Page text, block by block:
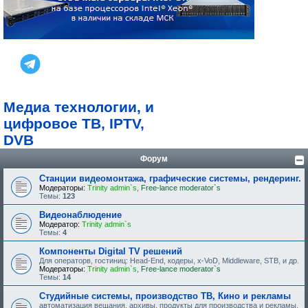
Медиа технологии, и
цифровое ТВ, IPTV,
DVB
Форум
Станции видеомонтажа, графические системы, рендеринг.
Модераторы: Trinity admin`s
Free-lance moderator`s
Темы: 123
Видеонаблюдение
Модератор: Trinity admin`s
Темы: 4
Компоненты Digital TV решений
Для операторв, гостиниц: Head-End, кодеры, x-VoD, Middleware, STB, и др.
Модераторы: Trinity admin`s
Free-lance moderator`s
Темы: 14
Студийные системы, производство ТВ, Кино и рекламы
автоматизация вещания, архивы, продукты для производства и рекламы.